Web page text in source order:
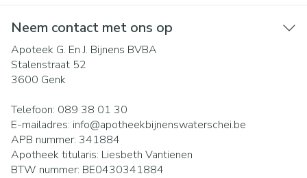
Neem contact met ons op
Apoteek G. En J. Bijnens BVBA
Stalenstraat 52
3600 Genk
Telefoon: 089 38 01 30
E-mailadres: info@apotheekbijnenswaterschei.be
APB nummer: 341884
Apotheek titularis: Liesbeth Vantienen
BTW nummer: BE0430341884